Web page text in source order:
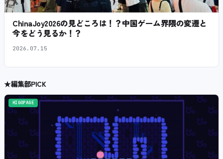
ChinaJoy2026の見どころは！？中国ゲーム界隈の変遷と
今をどう見るか！？
2026.07.15
★編集部PICK
HIGOPAGE